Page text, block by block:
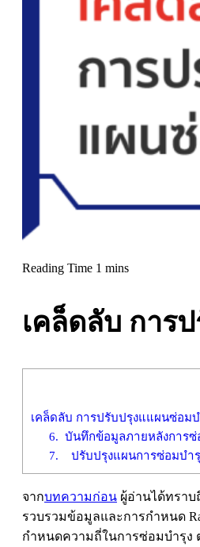
เคล็ดลับ การ
เคล็ดลับ การปรับปรุงแแผนซ่อม
6. บันทึกข้อมูลภายหลังการซ่
7. ปรับปรุงแผนการซ่อมบำรุ
จากบทความก่อน ผู้อ่านได้ทราบ
รวบรวมข้อมูลและการกำหนด
กำหนดความถี่ในการซ่อมบำรุง